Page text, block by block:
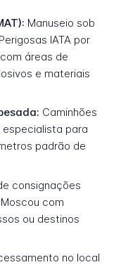
Manuseio sob
IATA por
áreas de
e materiais
Caminhões
para
padrão de
consignações
com
ou destinos
no local